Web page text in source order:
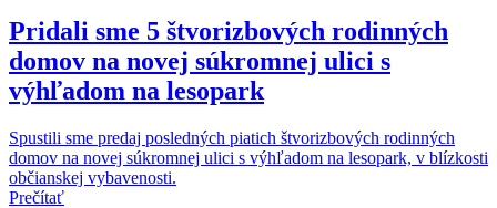
Pridali sme 5 štvorizbových rodinných
domov na novej súkromnej ulici s
výhľadom na lesopark
Spustili sme predaj posledných piatich štvorizbových rodinných
domov na novej súkromnej ulici s výhľadom na lesopark, v blízkosti
občianskej vybavenosti.
Prečítať